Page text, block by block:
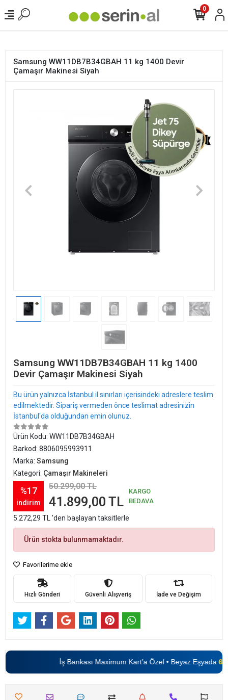
0
Samsung WW11DB7B34GBAH 11 kg 1400 Devir
Çamaşır Makinesi Siyah
Samsung WW11DB7B34GBAH 11 kg 1400
Devir Çamaşır Makinesi Siyah
Bu ürün yalnızca İstanbul il sınırları içerisindeki adreslere teslim
edilmektedir. Sipariş vermeden önce teslimat adresinizin
İstanbul'da olduğundan emin olunuz.
Ürün Kodu: WW11DB7B34GBAH
Barkod: 8806095993911
Marka: Samsung
Kategori: Çamaşır Makineleri
%17
indirim
50.299,00 TL
41.899,00 TL
KARGO
BEDAVA
5.272,29 TL 'den başlayan taksitlerle
Ürün stokta bulunmamaktadır.
Favorilerime ekle
Hızlı Gönderi Güvenli Alışveriş İade ve Değişim
İş Bankası Maximum Kart’a Özel • Beyaz Eşyada6